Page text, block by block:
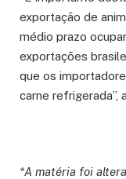
exportação de
médio prazo
exportações
que os
carne refrigerada”,
*A matéria foi